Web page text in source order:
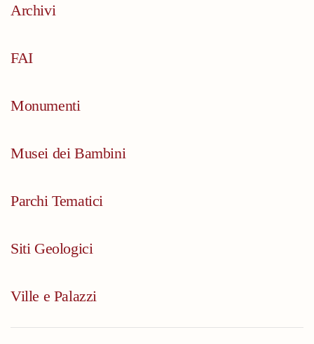
Archivi
FAI
Monumenti
Musei dei Bambini
Parchi Tematici
Siti Geologici
Ville e Palazzi